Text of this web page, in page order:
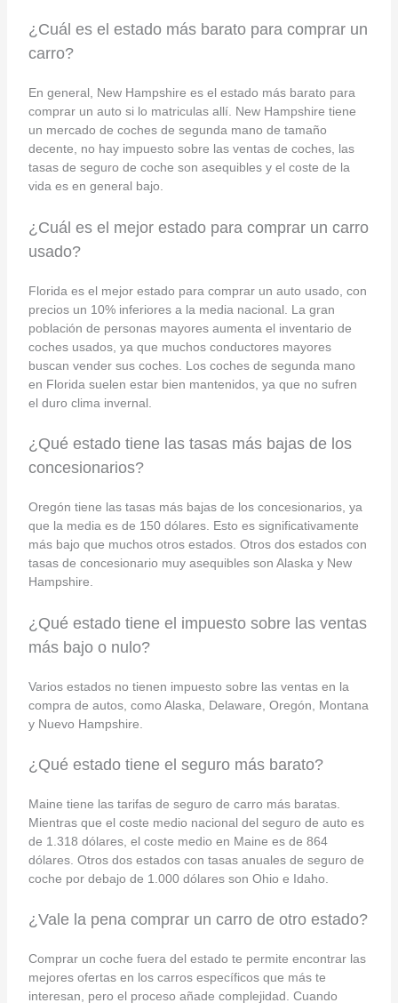
¿Cuál es el estado más barato para comprar un
carro?
En general, New Hampshire es el estado más barato para
comprar un auto si lo matriculas allí. New Hampshire tiene
un mercado de coches de segunda mano de tamaño
decente, no hay impuesto sobre las ventas de coches, las
tasas de seguro de coche son asequibles y el coste de la
vida es en general bajo.
¿Cuál es el mejor estado para comprar un carro
usado?
Florida es el mejor estado para comprar un auto usado, con
precios un 10% inferiores a la media nacional. La gran
población de personas mayores aumenta el inventario de
coches usados, ya que muchos conductores mayores
buscan vender sus coches. Los coches de segunda mano
en Florida suelen estar bien mantenidos, ya que no sufren
el duro clima invernal.
¿Qué estado tiene las tasas más bajas de los
concesionarios?
Oregón tiene las tasas más bajas de los concesionarios, ya
que la media es de 150 dólares. Esto es significativamente
más bajo que muchos otros estados. Otros dos estados con
tasas de concesionario muy asequibles son Alaska y New
Hampshire.
¿Qué estado tiene el impuesto sobre las ventas
más bajo o nulo?
Varios estados no tienen impuesto sobre las ventas en la
compra de autos, como Alaska, Delaware, Oregón, Montana
y Nuevo Hampshire.
¿Qué estado tiene el seguro más barato?
Maine tiene las tarifas de seguro de carro más baratas.
Mientras que el coste medio nacional del seguro de auto es
de 1.318 dólares, el coste medio en Maine es de 864
dólares. Otros dos estados con tasas anuales de seguro de
coche por debajo de 1.000 dólares son Ohio e Idaho.
¿Vale la pena comprar un carro de otro estado?
Comprar un coche fuera del estado te permite encontrar las
mejores ofertas en los carros específicos que más te
interesan, pero el proceso añade complejidad. Cuando